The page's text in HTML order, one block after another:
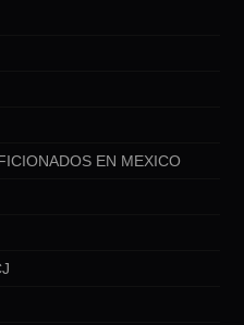
EN MEXICO